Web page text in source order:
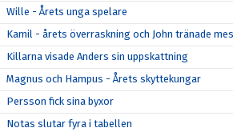
Wille - Årets unga spelare
Kamil - årets överraskning och John tränade
Killarna visade Anders sin uppskattning
Magnus och Hampus - Årets skyttekungar
Persson fick sina byxor
Notas slutar fyra i tabellen